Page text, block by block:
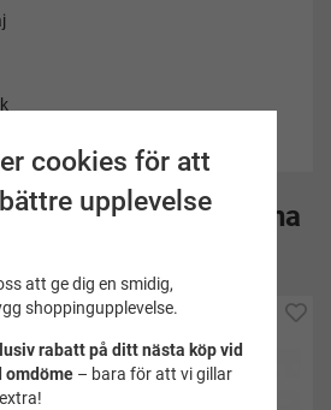
tillbehör till denna
cookies för att
upplevelse
att ge dig en smidig,
shoppingupplevelse.
rabatt på ditt nästa köp vid
omdöme– bara för att vi gillar